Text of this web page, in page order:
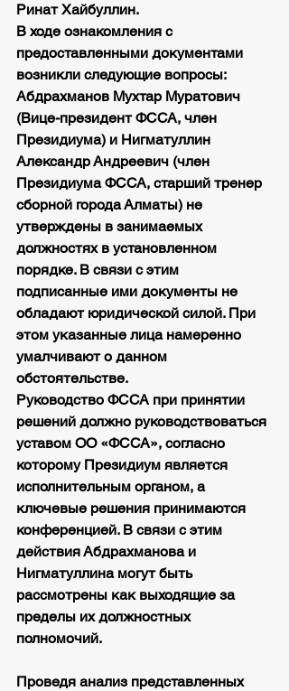
Ринат Хайбуллин.
В ходе ознакомления с
предоставленными документами
возникли следующие вопросы:
Абдрахманов Мухтар Муратович
(Вице-президент ФССА, член
Президиума) и Нигматуллин
Александр Андреевич (член
Президиума ФССА, старший тренер
сборной города Алматы) не
утверждены в занимаемых
должностях в установленном
порядке. В связи с этим
подписанные ими документы не
обладают юридической силой. При
этом указанные лица намеренно
умалчивают о данном
обстоятельстве.
Руководство ФССА при принятии
решений должно руководствоваться
уставом ОО «ФССА», согласно
которому Президиум является
исполнительным органом, а
ключевые решения принимаются
конференцией. В связи с этим
действия Абдрахманова и
Нигматуллина могут быть
рассмотрены как выходящие за
пределы их должностных
полномочий.
Проведя анализ представленных